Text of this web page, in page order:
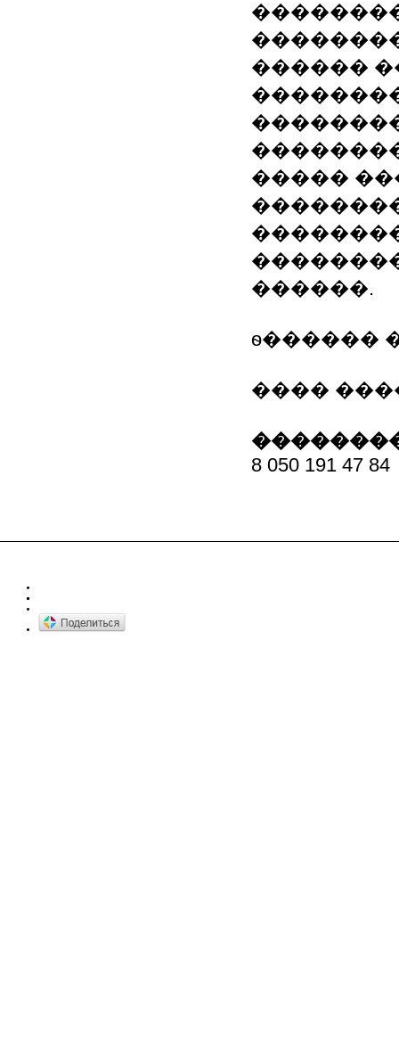
������
�����
������.
ѳ������
����
8 050 191 47 84